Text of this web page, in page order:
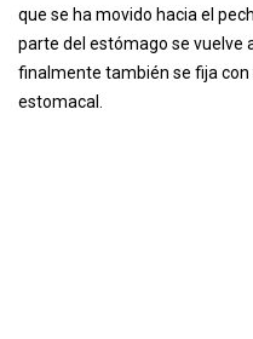
que se ha movido hacia el
parte del estómago se vuelve
finalmente también se fija
estomacal.